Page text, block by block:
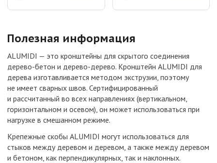
Полезная информация
ALUMIDI — это кронштейны для скрытого соединения
дерево-бетон и дерево-дерево. Кронштейн ALUMIDI для
дерева изготавливается методом экструзии, поэтому
не имеет сварных швов. Сертифицированный
и рассчитанный во всех направлениях (вертикальном,
горизонтальном и осевом), он может использоваться при
нагрузке в смешанном режиме.
Крепежные скобы ALUMIDI могут использоваться для
стыков между деревом и деревом, а также между деревом
и бетоном, как перпендикулярных, так и наклонных.